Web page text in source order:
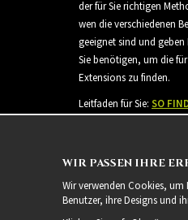
der für Sie richtigen
wen die verschiedenen
geeignet sind und geben
Sie benötigen, um die
Extensions zu finden.
Leitfaden für Sie: SO
WIR PASSEN IHRE
Wir verwenden Cookies,
Benutzer, ihre Designs und